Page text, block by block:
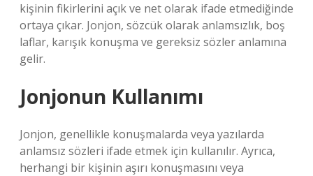
kişinin fikirlerini açık ve net olarak ifade etmediğinde
ortaya çıkar. Jonjon, sözcük olarak anlamsızlık, boş
laflar, karışık konuşma ve gereksiz sözler anlamına
gelir.
Jonjonun Kullanımı
Jonjon, genellikle konuşmalarda veya yazılarda
anlamsız sözleri ifade etmek için kullanılır. Ayrıca,
herhangi bir kişinin aşırı konuşmasını veya